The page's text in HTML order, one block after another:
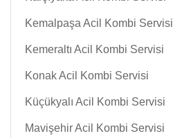
Kemalpaşa Acil Kombi Servisi
Kemeraltı Acil Kombi Servisi
Konak Acil Kombi Servisi
Küçükyalı Acil Kombi Servisi
Mavişehir Acil Kombi Servisi